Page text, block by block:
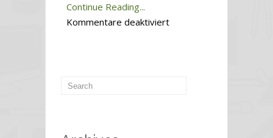
Continue Reading...
Kommentare deaktiviertfür